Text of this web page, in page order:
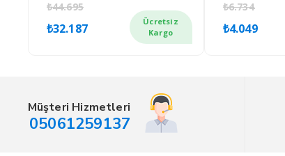
₺44.695
Orijinal
fiyat:
₺32.187Şu
andaki
Ücretsiz
Kargo
₺6.734
fiyat:
₺4.049Şu
Müşteri Hizmetleri
05061259137